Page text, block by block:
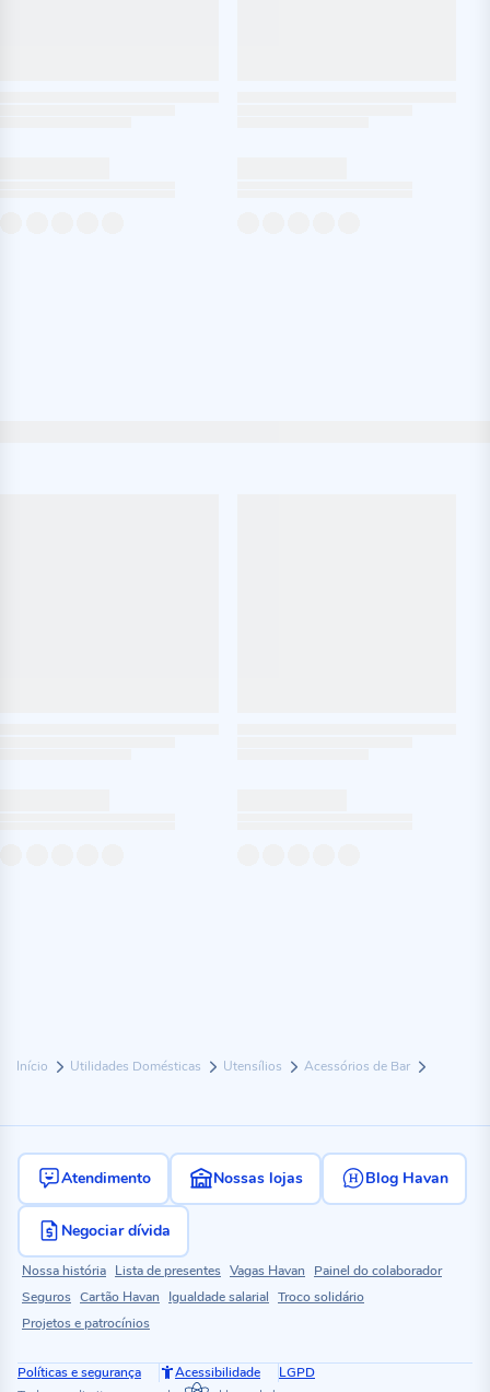
Início Utilidades Domésticas Utensílios Acessórios de Bar
Atendimento Nossas lojas Blog Havan
Negociar dívida
Nossa história Lista de presentes Vagas Havan
Painel do colaborador
Seguros Cartão Havan Igualdade salarial Troco solidário
Projetos e patrocínios
Políticas e segurança Acessibilidade
LGPD